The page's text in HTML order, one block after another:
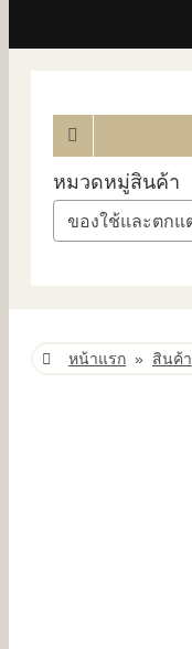
หน้าแรก » สินค้า
หมวดหมู่สินค้า